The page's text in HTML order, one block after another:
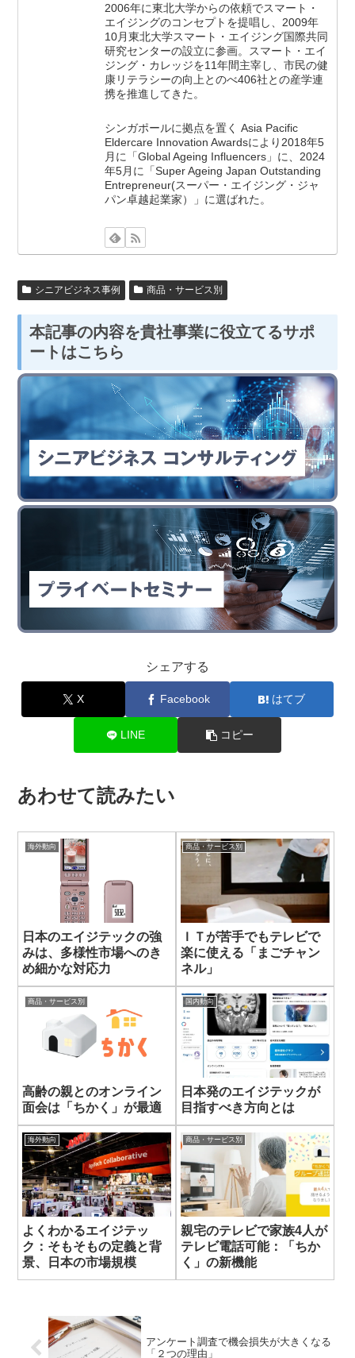
2006年に東北大学からの依頼でスマート・
エイジングのコンセプトを提唱し、2009年
10月東北大学スマート・エイジング国際共同
研究センターの設立に参画。スマート・エイ
ジング・カレッジを11年間主宰し、市民の健
康リテラシーの向上とのべ406社との産学連
携を推進してきた。
シンガポールに拠点を置く Asia Pacific
Eldercare Innovation Awardsにより2018年5
月に「Global Ageing Influencers」に、2024
年5月に「Super Ageing Japan Outstanding
Entrepreneur(スーパー・エイジング・ジャ
パン卓越起業家）」に選ばれた。
シニアビジネス事例 商品・サービス別
本記事の内容を貴社事業に役立てるサポ
ートはこちら
シェアする
X Facebook はてブ
LINE コピー
あわせて読みたい
海外動向
日本のエイジテックの強
みは、多様性市場へのき
め細かな対応力
商品・サービス別
ＩＴが苦手でもテレビで
楽に使える「まごチャン
ネル」
商品・サービス別
高齢の親とのオンライン
面会は「ちかく」が最適
国内動向
日本発のエイジテックが
目指すべき方向とは
海外動向
よくわかるエイジテッ
ク：そもそもの定義と背
景、日本の市場規模
商品・サービス別
親宅のテレビで家族4人が
テレビ電話可能：「ちか
く」の新機能
アンケート調査で機会損失が大きくなる
「２つの理由」